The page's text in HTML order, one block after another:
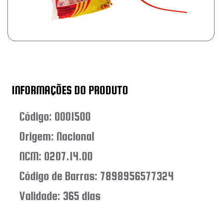
INFORMAÇÕES DO PRODUTO
Código: 0001500
Origem: Nacional
NCM: 0207.14.00
Código de Barras: 7898956577324
Validade: 365 dias